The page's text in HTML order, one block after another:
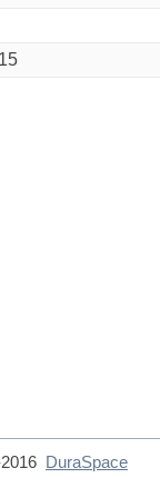
DuraSpace